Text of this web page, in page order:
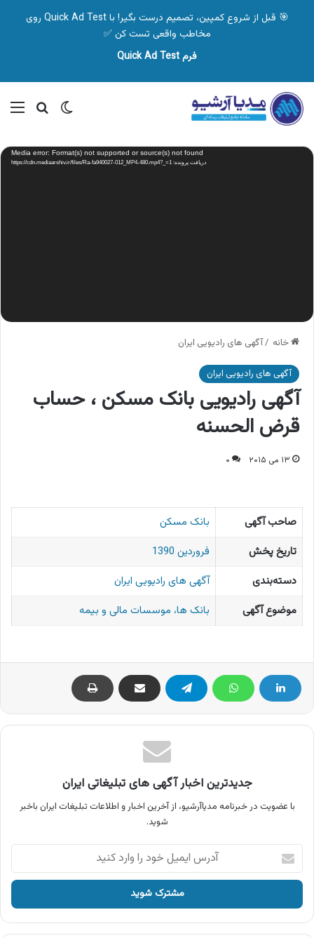
🎯 قبل از شروع کمپین، تصمیم درست بگیر! با Quick Ad Test روی
مخاطب واقعی تست کن ✅
فرم Quick Ad Test
تغییر پوسته
نمایشگر
ویدیو Media error: Format(s) not supported or source(s) not found
دریافت پرونده: https://cdn.mediaarshiv.ir/files/Ra-fa940027-012_MP4-480.mp4?_=1
خانه /آگهی های رادیویی ایران
آگهی های رادیویی ایران
آگهی رادیویی بانک مسکن ، حساب
قرض الحسنه
۱۳ می ۲۰۱۵ ۰
صاحب آگهی
بانک مسکن
تاریخ پخش
فروردین 1390
دسته‌بندی
آگهی های رادیویی ایران
موضوع آگهی
بانک ها، موسسات مالی و بیمه
جدیدترین اخبار آگهی های تبلیغاتی ایران
با عضویت در خبرنامه مدیاآرشیو، از آخرین اخبار و اطلاعات تبلیغات ایران باخبر
شوید.
آدرس
ایمیل
خود
وارد
کنید